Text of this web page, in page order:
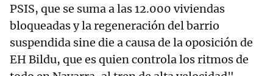
PSIS, que se suma a las 12.000 viviendas
bloqueadas y la regeneración del barrio
suspendida sine die a causa de la oposición de
EH Bildu, que es quien controla los ritmos de